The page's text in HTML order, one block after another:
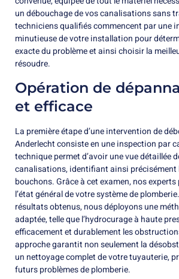
un débouchage de vos canalisations sans
techniciens qualifiés commencent par une
minutieuse de votre installation pour
exacte du problème et ainsi choisir la
résoudre.
Opération de
et efficace
La première étape d’une intervention de
Anderlecht consiste en une inspection par
technique permet d’avoir une vue détaillée
canalisations, identifiant ainsi précisément
bouchons. Grâce à cet examen, nos
l’état général de votre système de
résultats obtenus, nous déployons une
adaptée, telle que l’hydrocurage à haute
efficacement et durablement les
approche garantit non seulement la
un nettoyage complet de votre tuyauterie,
futurs problèmes de plomberie.